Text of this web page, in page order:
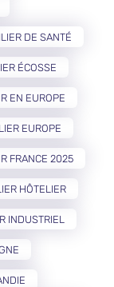
DE SANTÉ
ÉCOSSE
EN EUROPE
EUROPE
FRANCE 2025
HÔTELIER
INDUSTRIEL